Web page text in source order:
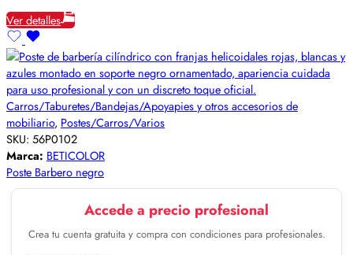
Ver detalles
Carros/Taburetes/Bandejas/Apoyapies y otros accesorios de
mobiliario, Postes/Carros/Varios
SKU: 56P0102
Marca: BETICOLOR
Poste Barbero negro
Accede a precio profesional
Crea tu cuenta gratuita y compra con condiciones para profesionales.